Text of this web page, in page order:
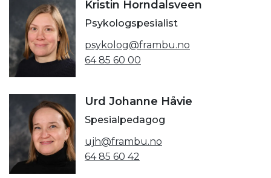
Kristin Horndalsveen
Psykologspesialist
psykolog@frambu.no
64 85 60 00
Urd Johanne Håvie
Spesialpedagog
ujh@frambu.no
64 85 60 42